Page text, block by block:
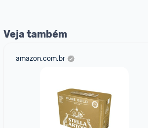
Veja também
amazon.com.br